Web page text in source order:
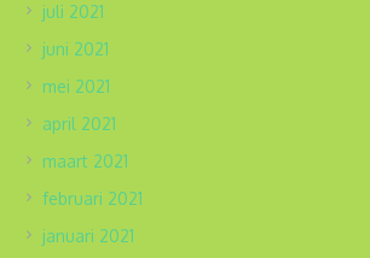
juli 2021
juni 2021
mei 2021
april 2021
maart 2021
februari 2021
januari 2021